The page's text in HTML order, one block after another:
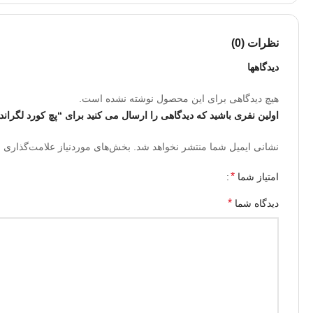
نظرات (0)
دیدگاهها
هیچ دیدگاهی برای این محصول نوشته نشده است.
اولین نفری باشید که دیدگاهی را ارسال می کنید برای “پچ کورد لگراند 1 متری CAT6 UTP”
نشانی ایمیل شما منتشر نخواهد شد. بخش‌های موردنیاز علامت‌گذاری
امتیاز شما *
دیدگاه شما *